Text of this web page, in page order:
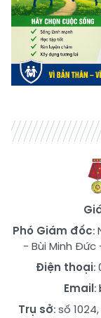
Phó Giám đốc:
- Bùi Minh Đức
Điện thoại:
Email:
Trụ sở: số